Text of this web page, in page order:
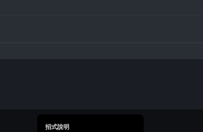
招式說明